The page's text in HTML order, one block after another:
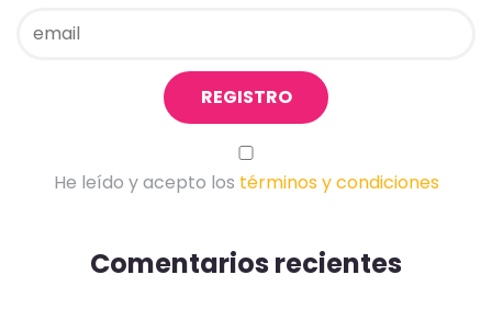
He leído y acepto los términos y condiciones
Comentarios recientes